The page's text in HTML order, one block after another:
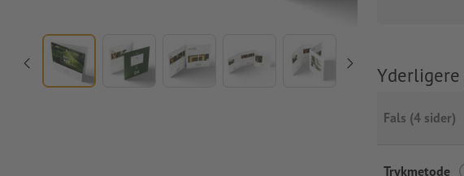
Fals (4 sider)
Trykmetode